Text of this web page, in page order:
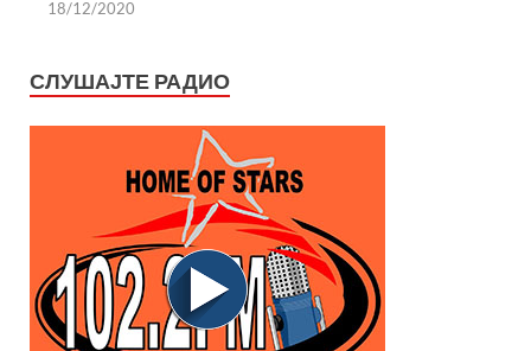
18/12/2020
СЛУШАЈТЕ РАДИО